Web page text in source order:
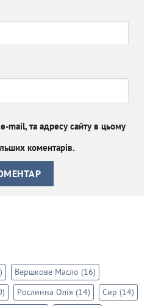
mail, та адресу сайту в цьому
коментарів.
Вершкове Масло (16)
Рослинна Олія (14) Сир (14)